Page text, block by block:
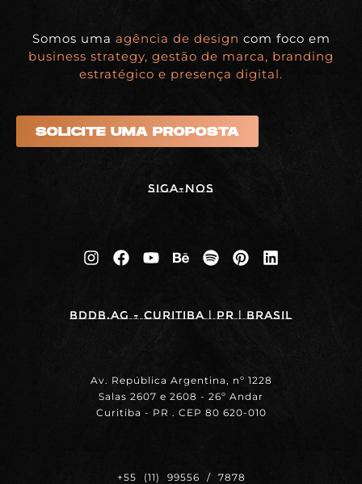
Somos uma agência de design com foco em
business strategy, gestão de marca, branding
estratégico e presença digital.
SOLICITE UMA PROPOSTA
Siga-nos
BDDB.ag - Curitiba | PR | BRASIL
Av. República Argentina, nº 1228
Salas 2607 e 2608 - 26º Andar
Curitiba - PR . CEP 80 620-010
+55 (11) 99556 / 7878